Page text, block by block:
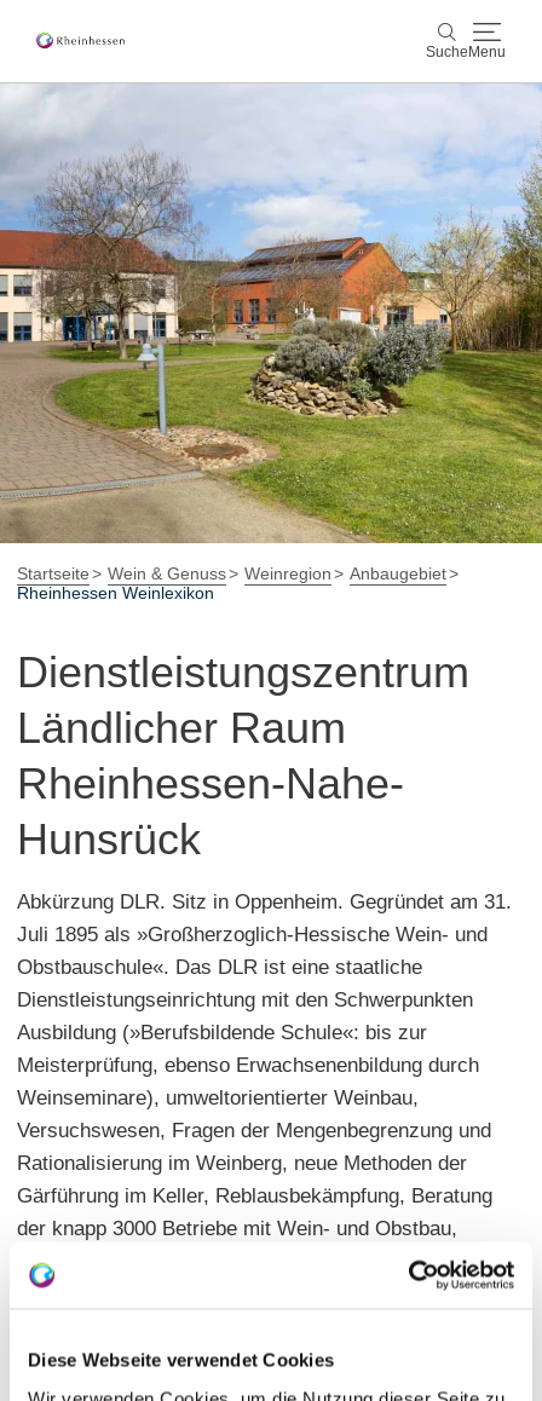
Diese Webseite verwendet Cookies
Suche Menu
Aktiv & Natur
Kultur & Städte
Veranstaltungen
Buchung & Service
ShopRheinhessen-Blog Karte
Startseite Wein & Genuss Weinregion
Anbaugebiet
Rheinhessen Weinlexikon
Dienstleistungszentrum
Ländlicher Raum
Rheinhessen-Nahe-
Hunsrück
Abkürzung DLR. Sitz in Oppenheim. Gegründet am 31.
Juli 1895 als »Großherzoglich-Hessische Wein- und
Obstbauschule«. Das DLR ist eine staatliche
Dienstleistungseinrichtung mit den Schwerpunkten
Ausbildung (»Berufsbildende Schule«: bis zur
Meisterprüfung, ebenso Erwachsenenbildung durch
Weinseminare), umweltorientierter Weinbau,
Versuchswesen, Fragen der Mengenbegrenzung und
Rationalisierung im Weinberg, neue Methoden der
Gärführung im Keller, Reblausbekämpfung, Beratung
der knapp 3000 Betriebe mit Wein- und Obstbau,
modernes Marketing. Der DLR sind
Staatsweingut/Weinbaudomäne angeschlossen.